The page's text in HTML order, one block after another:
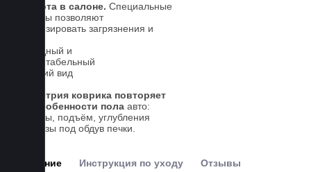
Чистота в салоне. Специальные
выступы позволяют
локализировать загрязнения и
Солидный и
презентабельный
внешний вид
Геометрия коврика повторяет
все особенности пола авто:
выступы, подъём, углубления
и вырезы под обдув печки.
Описание Инструкция по уходу Отзывы